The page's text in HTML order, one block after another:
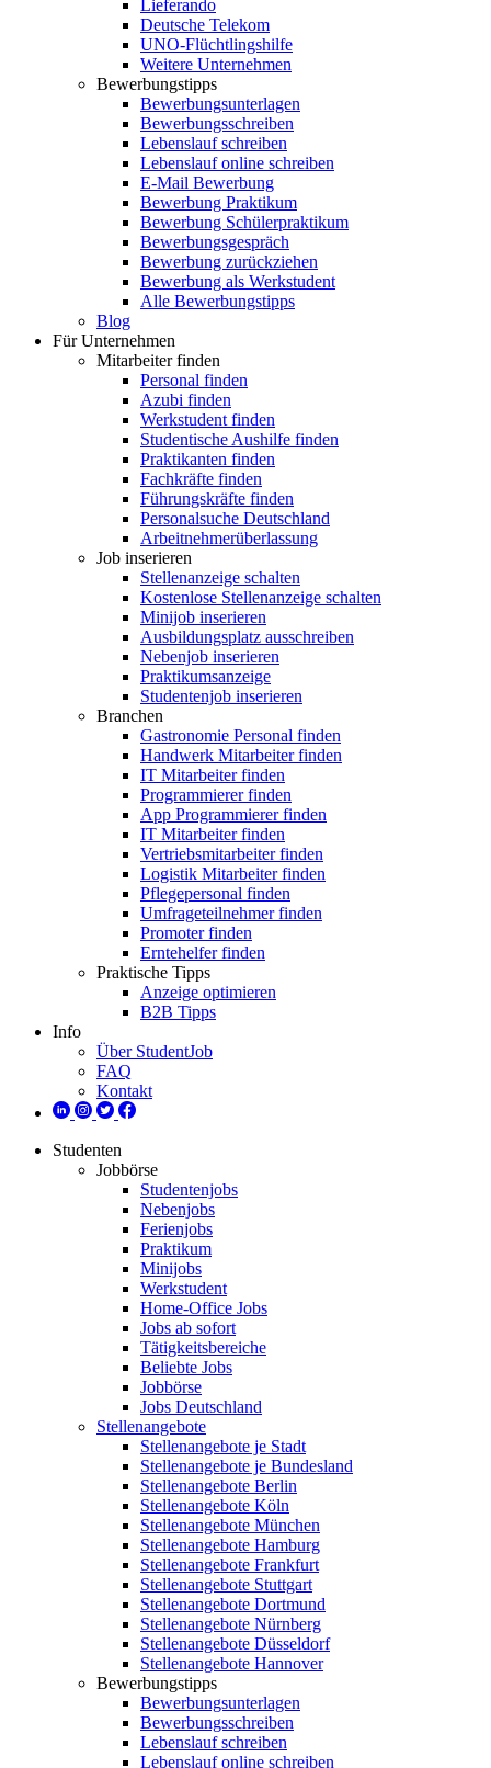
Lieferando
Deutsche Telekom
UNO-Flüchtlingshilfe
Weitere Unternehmen
Bewerbungstipps
Bewerbungsunterlagen
Bewerbungsschreiben
Lebenslauf schreiben
Lebenslauf online schreiben
E-Mail Bewerbung
Bewerbung Praktikum
Bewerbung Schülerpraktikum
Bewerbungsgespräch
Bewerbung zurückziehen
Bewerbung als Werkstudent
Alle Bewerbungstipps
Blog
Für Unternehmen
Mitarbeiter finden
Personal finden
Azubi finden
Werkstudent finden
Studentische Aushilfe finden
Praktikanten finden
Fachkräfte finden
Führungskräfte finden
Personalsuche Deutschland
Arbeitnehmerüberlassung
Job inserieren
Stellenanzeige schalten
Kostenlose Stellenanzeige schalten
Minijob inserieren
Ausbildungsplatz ausschreiben
Nebenjob inserieren
Praktikumsanzeige
Studentenjob inserieren
Branchen
Gastronomie Personal finden
Handwerk Mitarbeiter finden
IT Mitarbeiter finden
Programmierer finden
App Programmierer finden
IT Mitarbeiter finden
Vertriebsmitarbeiter finden
Logistik Mitarbeiter finden
Pflegepersonal finden
Umfrageteilnehmer finden
Promoter finden
Erntehelfer finden
Praktische Tipps
Anzeige optimieren
B2B Tipps
Info
Über StudentJob
FAQ
Kontakt
Studenten
Jobbörse
Studentenjobs
Nebenjobs
Ferienjobs
Praktikum
Minijobs
Werkstudent
Home-Office Jobs
Jobs ab sofort
Tätigkeitsbereiche
Beliebte Jobs
Jobbörse
Jobs Deutschland
Stellenangebote
Stellenangebote je Stadt
Stellenangebote je Bundesland
Stellenangebote Berlin
Stellenangebote Köln
Stellenangebote München
Stellenangebote Hamburg
Stellenangebote Frankfurt
Stellenangebote Stuttgart
Stellenangebote Dortmund
Stellenangebote Nürnberg
Stellenangebote Düsseldorf
Stellenangebote Hannover
Bewerbungstipps
Bewerbungsunterlagen
Bewerbungsschreiben
Lebenslauf schreiben
Lebenslauf online schreiben